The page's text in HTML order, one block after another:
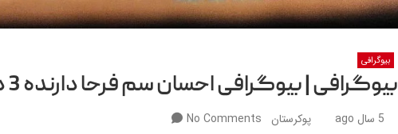
بیوگرافی
بیوگرافی | بیوگرافی احسان سم فرحا دارنده 3 دستبند طلای WSOP
5 سال ago پوکرستان No Comments